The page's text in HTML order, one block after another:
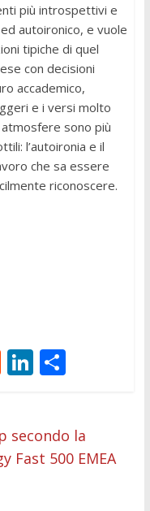
più introspettivi e
autoironico, e vuole
tipiche di quel
con decisioni
accademico,
e i versi molto
atmosfere sono più
l’autoironia e il
che sa essere
riconoscere.
R
di
t
Li
e
dI
C
di
vi
secondo la
Fast 500 EMEA